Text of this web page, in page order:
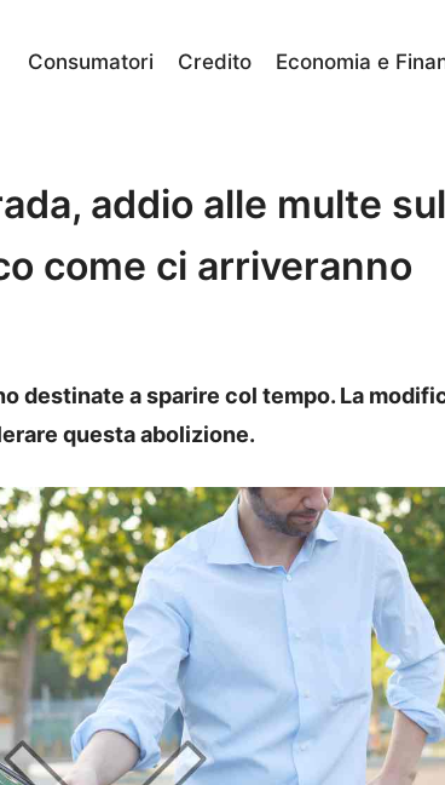
Consumatori Credito Economia e
addio alle multe sul
come ci arriveranno
destinate a sparire col tempo. La
questa abolizione.